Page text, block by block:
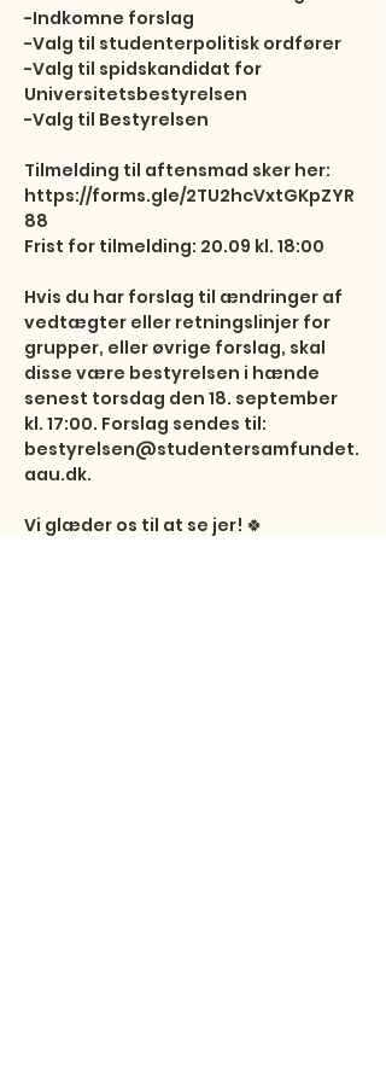
-Indkomne forslag
-Valg til studenterpolitisk ordfører
-Valg til spidskandidat for
Universitetsbestyrelsen
-Valg til Bestyrelsen
Tilmelding til aftensmad sker her:
https://forms.gle/2TU2hcVxtGKpZYR
88
Frist for tilmelding: 20.09 kl. 18:00
Hvis du har forslag til ændringer af
vedtægter eller retningslinjer for
grupper, eller øvrige forslag, skal
disse være bestyrelsen i hænde
senest torsdag den 18. september
kl. 17:00. Forslag sendes til:
bestyrelsen@studentersamfundet.
aau.dk.
Vi glæder os til at se jer! 🍀